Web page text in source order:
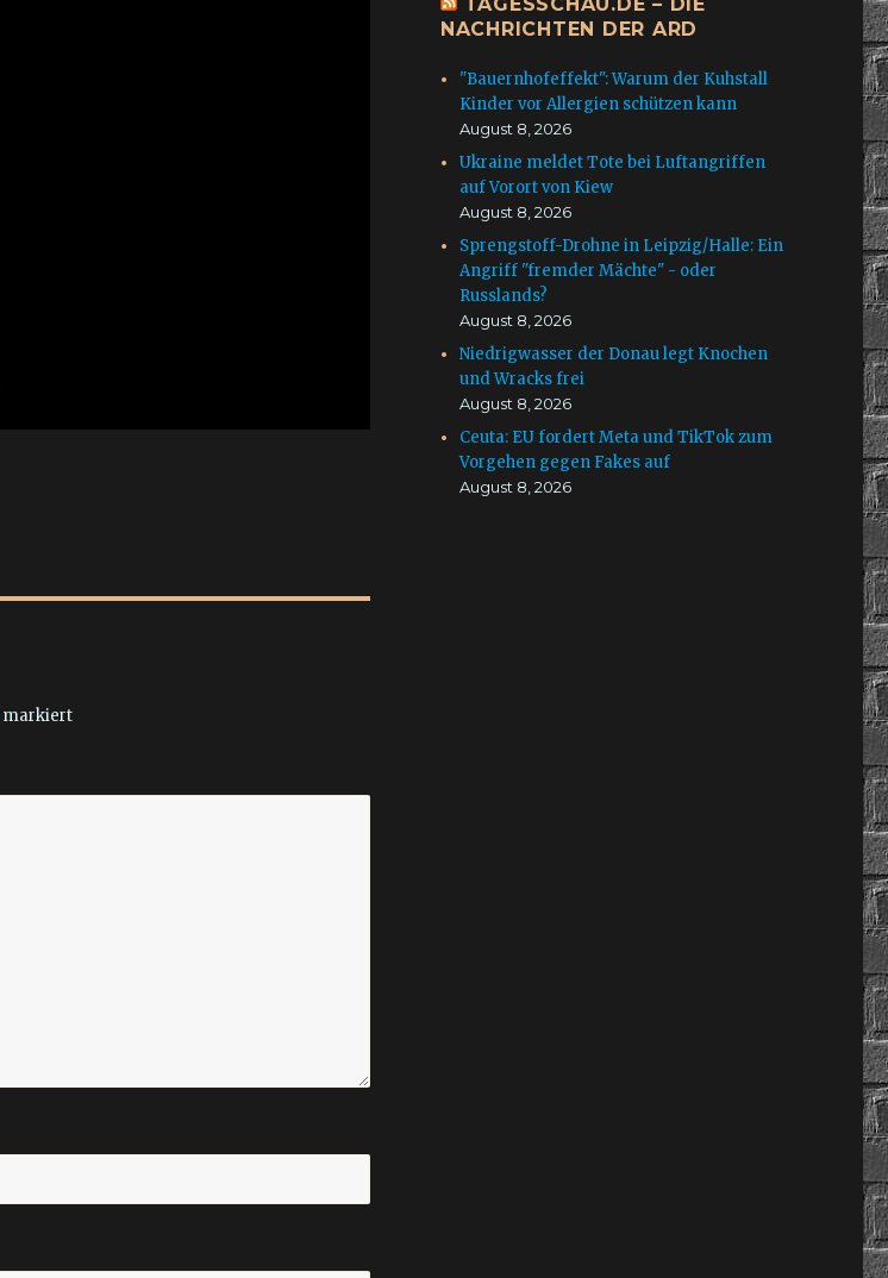
markiert
NACHRICHTEN DER ARD
"Bauernhofeffekt": Warum der Kuhstall
Kinder vor Allergien schützen kann
August 8, 2026
Ukraine meldet Tote bei Luftangriffen
auf Vorort von Kiew
August 8, 2026
Sprengstoff-Drohne in Leipzig/Halle: Ein
Angriff "fremder Mächte" - oder
Russlands?
August 8, 2026
Niedrigwasser der Donau legt Knochen
und Wracks frei
August 8, 2026
Ceuta: EU fordert Meta und TikTok zum
Vorgehen gegen Fakes auf
August 8, 2026